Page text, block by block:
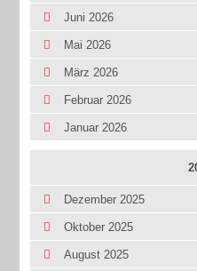
Juni 2026
Mai 2026
März 2026
Februar 2026
Januar 2026
Dezember 2025
Oktober 2025
August 2025